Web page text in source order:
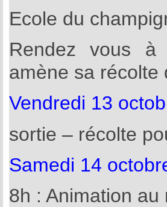
Ecole du
Rendez vous
amène sa récolte
Vendredi 13
sortie – récolte
Samedi 14
8h : Animation au